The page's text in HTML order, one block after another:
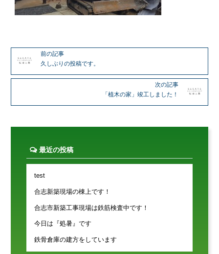
前の記事
久しぶりの投稿です。
次の記事
「植木の家」竣工しました！
最近の投稿
test
合志新築現場の棟上です！
合志市新築工事現場は鉄筋検査中です！
今日は『処暑』です
鉄骨倉庫の建方をしています